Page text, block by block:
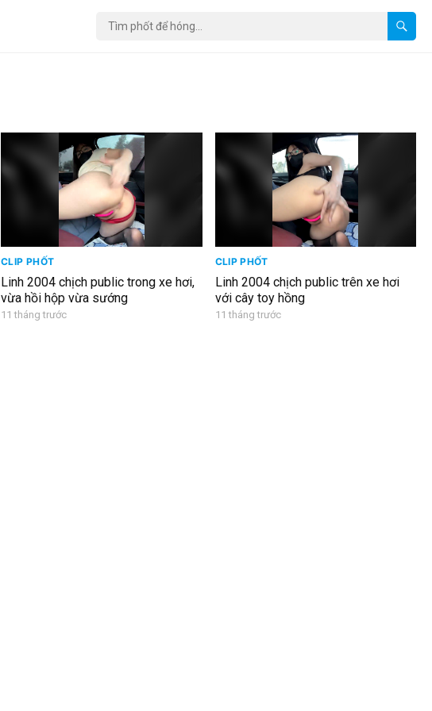
CLIP PHỐT
Linh 2004 chịch public trong xe hơi,
vừa hồi hộp vừa sướng
11 tháng trước
CLIP PHỐT
Linh 2004 chịch public trên xe hơi
với cây toy hồng
11 tháng trước